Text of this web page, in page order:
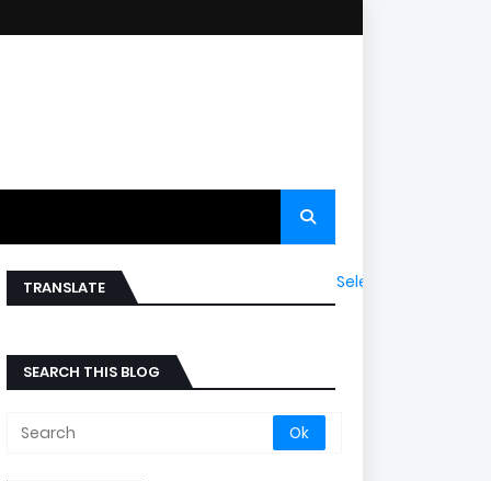
TRANSLATE Select Language
SEARCH THIS BLOG